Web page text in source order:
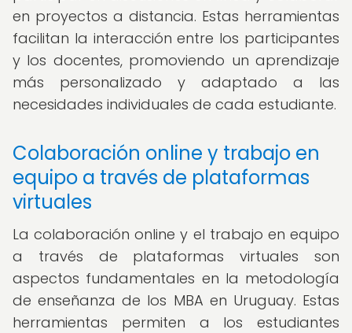
en proyectos a distancia. Estas herramientas
facilitan la interacción entre los participantes
y los docentes, promoviendo un aprendizaje
más personalizado y adaptado a las
necesidades individuales de cada estudiante.
Colaboración online y trabajo en
equipo a través de plataformas
virtuales
La colaboración online y el trabajo en equipo
a través de plataformas virtuales son
aspectos fundamentales en la metodología
de enseñanza de los MBA en Uruguay. Estas
herramientas permiten a los estudiantes